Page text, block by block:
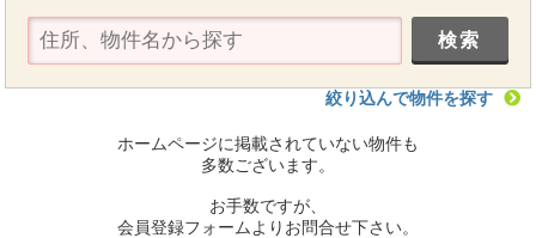
絞り込んで物件を探す
ホームページに掲載されていない物件も
多数ございます。
お手数ですが、
会員登録フォームよりお問合せ下さい。